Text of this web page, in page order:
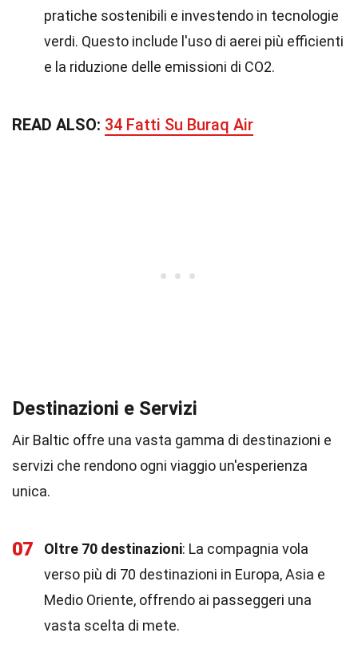
pratiche sostenibili e investendo in tecnologie
verdi. Questo include l'uso di aerei più efficienti
e la riduzione delle emissioni di CO2.
READ ALSO: 34 Fatti Su Buraq Air
Destinazioni e Servizi
Air Baltic offre una vasta gamma di destinazioni e
servizi che rendono ogni viaggio un'esperienza
unica.
07 Oltre 70 destinazioni: La compagnia vola
verso più di 70 destinazioni in Europa, Asia e
Medio Oriente, offrendo ai passeggeri una
vasta scelta di mete.